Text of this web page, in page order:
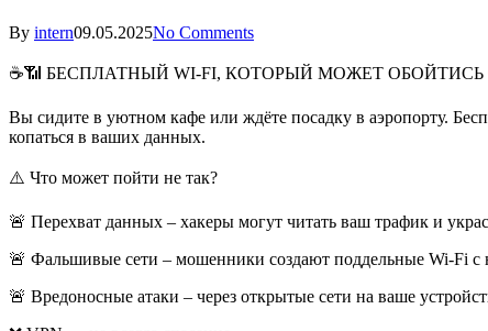
By intern09.05.2025No Comments
☕📶 БЕСПЛАТНЫЙ WI-FI, КОТОРЫЙ МОЖЕТ
Вы сидите в уютном кафе или ждёте посадку в аэропорту.
копаться в ваших данных.
⚠️ Что может пойти не так?
🚨 Перехват данных – хакеры могут читать ваш трафик и
🚨 Фальшивые сети – мошенники создают поддельные Wi-Fi
🚨 Вредоносные атаки – через открытые сети на ваше